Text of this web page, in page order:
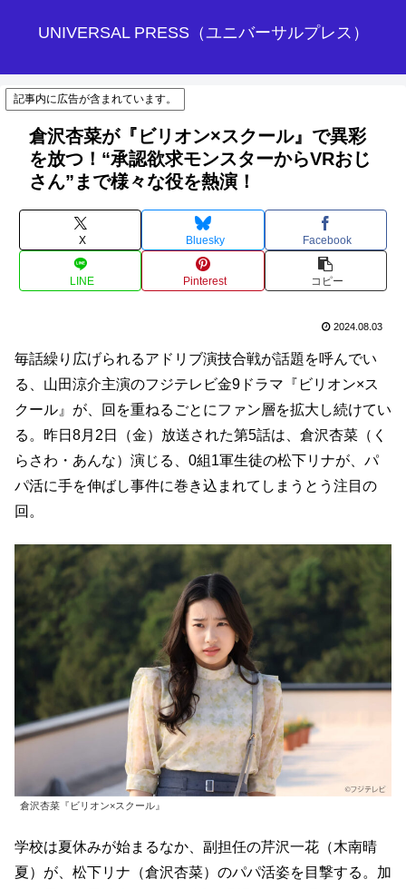
UNIVERSAL PRESS（ユニバーサルプレス）
記事内に広告が含まれています。
倉沢杏菜が『ビリオン×スクール』で異彩
を放つ！“承認欲求モンスターからVRおじ
さん”まで様々な役を熱演！
X Bluesky Facebook
LINE Pinterest コピー
2024.08.03
毎話繰り広げられるアドリブ演技合戦が話題を呼んでい
る、山田涼介主演のフジテレビ金9ドラマ『ビリオン×ス
クール』が、回を重ねるごとにファン層を拡大し続けてい
る。昨日8月2日（金）放送された第5話は、倉沢杏菜（く
らさわ・あんな）演じる、0組1軍生徒の松下リナが、パ
パ活に手を伸ばし事件に巻き込まれてしまうとう注目の
回。
倉沢杏菜『ビリオン×スクール』
学校は夏休みが始まるなか、副担任の芹沢一花（木南晴
夏）が、松下リナ（倉沢杏菜）のパパ活姿を目撃する。加